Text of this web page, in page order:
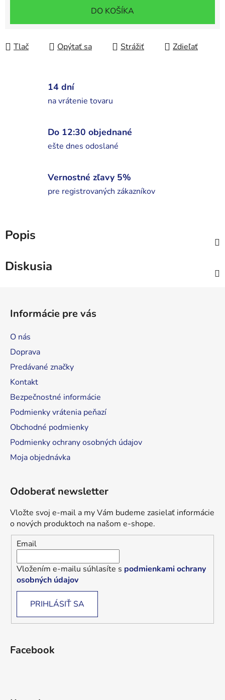
DO KOŠÍKA
Tlač Opýtať sa Strážiť Zdieľať
14 dní
na vrátenie tovaru
Do 12:30 objednané
ešte dnes odoslané
Vernostné zľavy 5%
pre registrovaných zákazníkov
Popis
Diskusia
Informácie pre vás
O nás
Doprava
Predávané značky
Kontakt
Bezpečnostné informácie
Podmienky vrátenia peňazí
Obchodné podmienky
Podmienky ochrany osobných údajov
Moja objednávka
Odoberať newsletter
Vložte svoj e-mail a my Vám budeme zasielať informácie
o nových produktoch na našom e-shope.
Email
Vložením e-mailu súhlasíte s podmienkami ochrany
osobných údajov
PRIHLÁSIŤ SA
Facebook